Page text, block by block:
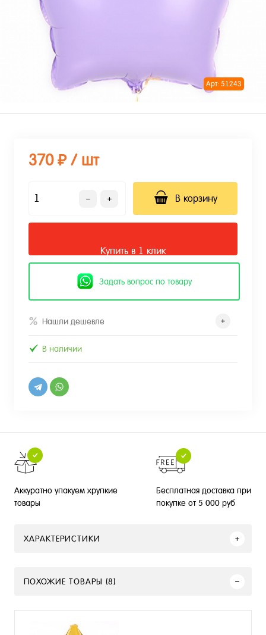
Арт: 51243
370 ₽ / шт
В корзину
Купить в 1 клик
Задать вопрос по товару
Нашли дешевле
В наличии
Аккуратно упакуем хрупкие
товары
Бесплатная доставка при
покупке от 5 000 руб
ХАРАКТЕРИСТИКИ
ПОХОЖИЕ ТОВАРЫ (8)